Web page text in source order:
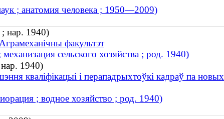
; анатомия человека ; 1950—2009)
; нар. 1940)
факультэт
сельского хозяйства ; род. 1940)
нар. 1940)
кваліфікацыі і перападрыхтоўкі кадраў па новых
; водное хозяйство ; род. 1940)